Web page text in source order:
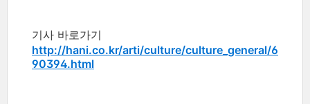
기사 바로가기
http://hani.co.kr/arti/culture/culture_general/6
90394.html